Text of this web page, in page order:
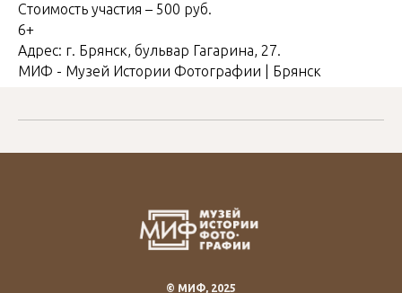
Стоимость участия – 500 руб.
6+
Адрес: г. Брянск, бульвар Гагарина, 27.
МИФ - Музей Истории Фотографии | Брянск
© МИФ, 2025